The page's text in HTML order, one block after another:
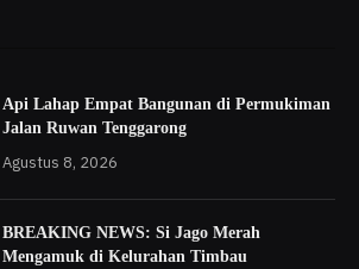
Api Lahap Empat Bangunan di Permukiman
Jalan Ruwan Tenggarong
Agustus 8, 2026
BREAKING NEWS: Si Jago Merah
Mengamuk di Kelurahan Timbau